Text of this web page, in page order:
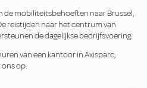
de mobiliteitsbehoeften naar Brussel,
reistijden naar het centrum van
de dagelijkse bedrijfsvoering.
van een kantoor in Axisparc,
op.